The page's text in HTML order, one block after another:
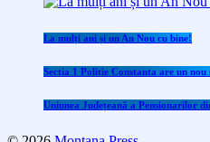
La mulți ani și un An Nou cu bine!
Sectia 1 Politie Constanta are un nou
Uniunea Județeană a Pensionarilor